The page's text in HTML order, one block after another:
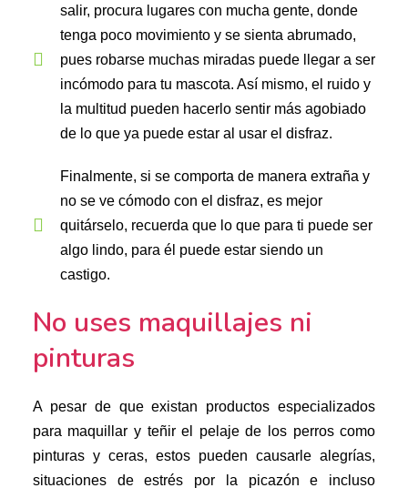
salir, procura lugares con mucha gente, donde
tenga poco movimiento y se sienta abrumado,
pues robarse muchas miradas puede llegar a ser
incómodo para tu mascota. Así mismo, el ruido y
la multitud pueden hacerlo sentir más agobiado
de lo que ya puede estar al usar el disfraz.
Finalmente, si se comporta de manera extraña y
no se ve cómodo con el disfraz, es mejor
quitárselo, recuerda que lo que para ti puede ser
algo lindo, para él puede estar siendo un
castigo.
No uses maquillajes ni
pinturas
A pesar de que existan productos especializados
para maquillar y teñir el pelaje de los perros como
pinturas y ceras, estos pueden causarle alegrías,
situaciones de estrés por la picazón e incluso